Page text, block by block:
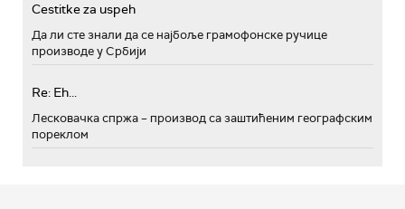
Cestitke za uspeh
Да ли сте знали да се најбоље грамофонске ручице
производе у Србији
Re: Eh...
Лесковачка спржа – производ са заштићеним географским
пореклом